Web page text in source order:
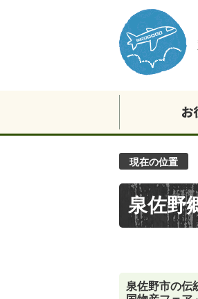
現在の位置
泉佐野
泉佐野市の伝